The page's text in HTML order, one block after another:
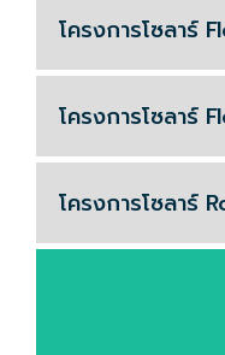
โครงการโซลาร์
โครงการโซลาร์
โครงการโซลาร์